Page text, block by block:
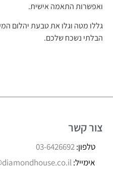
ואפשרות התאמה אישית.
גללו מטה וגלו את טבעת יהלום
הבלתי נשכח שלכם.
צור קשר
טלפון:03-6426692
אימייל: